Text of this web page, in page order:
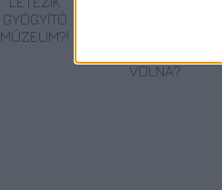
GYÓGYÍTÓ
MÚZEUM?!
VOLNA?